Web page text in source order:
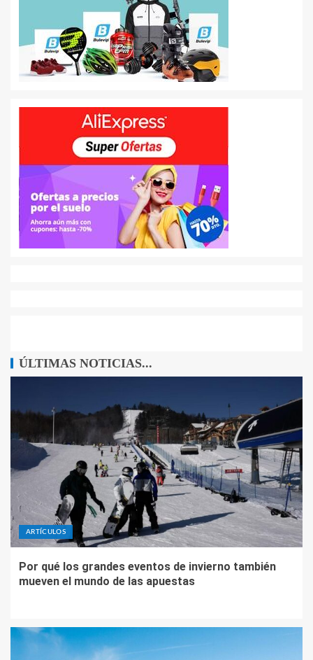
ÚLTIMAS NOTICIAS...
ARTÍCULOS
Por qué los grandes eventos de invierno también
mueven el mundo de las apuestas